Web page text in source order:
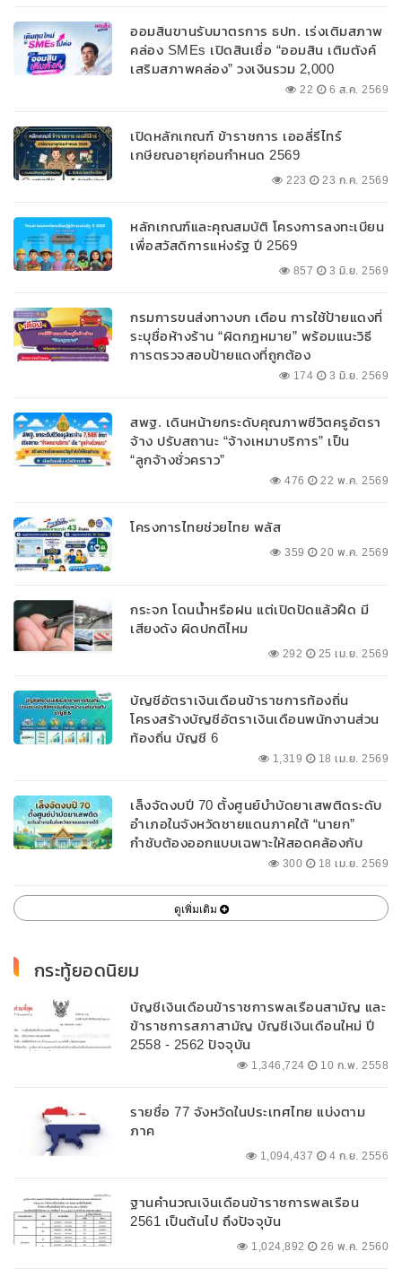
ออมสินขานรับมาตรการ ธปท. เร่งเติมสภาพ
คล่อง SMEs เปิดสินเชื่อ “ออมสิน เติมตังค์
เสริมสภาพคล่อง” วงเงินรวม 2,000
ลบ.สนับสนุนเงินทุนหมุนเวียนวงเงินกู้สูงสุด
22 6 ส.ค. 2569
เปิดหลักเกณฑ์ ข้าราชการ เออลี่รีไทร์
เกษียณอายุก่อนกำหนด 2569
223 23 ก.ค. 2569
หลักเกณฑ์และคุณสมบัติ โครงการลงทะเบียน
เพื่อสวัสดิการแห่งรัฐ ปี 2569
857 3 มิ.ย. 2569
กรมการขนส่งทางบก เตือน การใช้ป้ายแดงที่
ระบุชื่อห้างร้าน “ผิดกฎหมาย” พร้อมแนะวิธี
การตรวจสอบป้ายแดงที่ถูกต้อง
174 3 มิ.ย. 2569
สพฐ. เดินหน้ายกระดับคุณภาพชีวิตครูอัตรา
จ้าง ปรับสถานะ “จ้างเหมาบริการ” เป็น
“ลูกจ้างชั่วคราว”
476 22 พ.ค. 2569
โครงการไทยช่วยไทย พลัส
359 20 พ.ค. 2569
กระจก โดนน้ำหรือฝน แต่เปิดปัดแล้วฝืด มี
เสียงดัง ผิดปกติไหม
292 25 เม.ย. 2569
บัญชีอัตราเงินเดือนข้าราชการท้องถิ่น
โครงสร้างบัญชีอัตราเงินเดือนพนักงานส่วน
ท้องถิ่น บัญชี 6
1,319 18 เม.ย. 2569
เล็งจัดงบปี 70 ตั้งศูนย์บำบัดยาเสพติดระดับ
อำเภอในจังหวัดชายแดนภาคใต้ “นายก”
กำชับต้องออกแบบเฉพาะให้สอดคล้องกับ
300 18 เม.ย. 2569
ดูเพิ่มเติม
กระทู้ยอดนิยม
บัญชีเงินเดือนข้าราชการพลเรือนสามัญ และ
ข้าราชการสภาสามัญ บัญชีเงินเดือนใหม่ ปี
2558 - 2562 ปัจจุบัน
1,346,724 10 ก.พ. 2558
รายชื่อ 77 จังหวัดในประเทศไทย แบ่งตาม
ภาค
1,094,437 4 ก.ย. 2556
ฐานคำนวณเงินเดือนข้าราชการพลเรือน
2561 เป็นต้นไป ถึงปัจจุบัน
1,024,892 26 พ.ค. 2560